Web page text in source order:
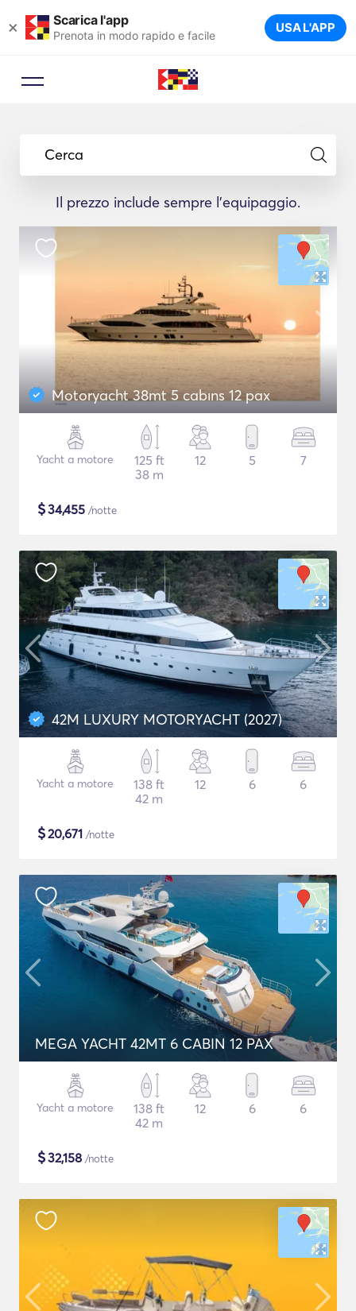
× Scarica l'app
Prenota in modo rapido e facile USA L'APP
Cerca
Il prezzo include sempre l'equipaggio.
Motoryacht 38mt 5 cabıns 12 pax
Yacht a motore
125 ft
38 m
12 5 7
$34,455 /notte
42M LUXURY MOTORYACHT (2027)
Yacht a motore
138 ft
42 m
12 6 6
$20,671 /notte
MEGA YACHT 42MT 6 CABIN 12 PAX
Yacht a motore
138 ft
42 m
12 6 6
$32,158 /notte